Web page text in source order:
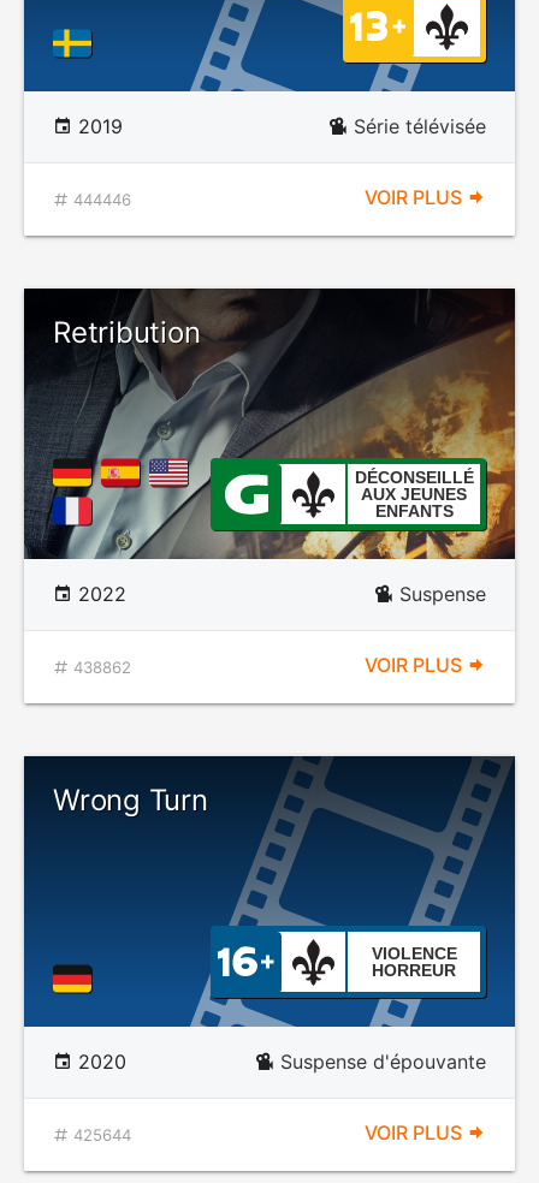
2019 Série télévisée
444446 VOIR PLUS
Retribution
DÉCONSEILLÉ
AUX JEUNES
ENFANTS
2022 Suspense
438862 VOIR PLUS
Wrong Turn
VIOLENCE
HORREUR
2020 Suspense d'épouvante
425644 VOIR PLUS